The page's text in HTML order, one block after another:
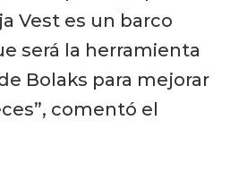
Vest es un barco
será la herramienta
Bolaks para mejorar
comentó el